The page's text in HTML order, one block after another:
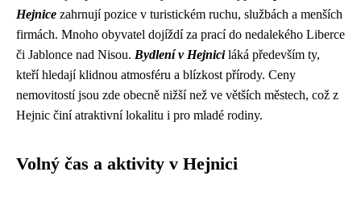
Hejnice zahrnují pozice v turistickém ruchu, službách a menších
firmách. Mnoho obyvatel dojíždí za prací do nedalekého Liberce
či Jablonce nad Nisou. Bydlení v Hejniciláká především ty,
kteří hledají klidnou atmosféru a blízkost přírody. Ceny
nemovitostí jsou zde obecně nižší než ve větších městech, což z
Hejnic činí atraktivní lokalitu i pro mladé rodiny.
Volný čas a aktivity v Hejnici